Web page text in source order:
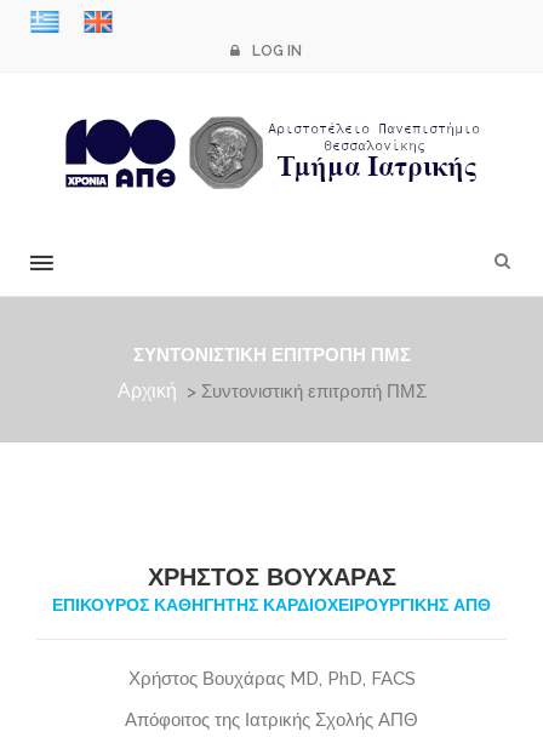
LOG IN
×
ΣΥΝΤΟΝΙΣΤΙΚΉ ΕΠΙΤΡΟΠΉ ΠΜΣ
Αρχική > Συντονιστική επιτροπή ΠΜΣ
ΧΡΉΣΤΟΣ ΒΟΥΧΆΡΑΣ
ΕΠΊΚΟΥΡΟΣ ΚΑΘΗΓΗΤΉΣ ΚΑΡΔΙΟΧΕΙΡΟΥΡΓΙΚΉΣ ΑΠΘ
Χρήστος Βουχάρας MD, PhD, FACS
Απόφοιτος της Ιατρικής Σχολής ΑΠΘ